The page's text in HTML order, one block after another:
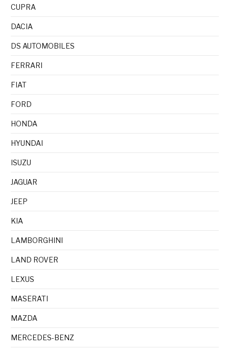
CUPRA
DACIA
DS AUTOMOBILES
FERRARI
FIAT
FORD
HONDA
HYUNDAI
ISUZU
JAGUAR
JEEP
KIA
LAMBORGHINI
LAND ROVER
LEXUS
MASERATI
MAZDA
MERCEDES-BENZ